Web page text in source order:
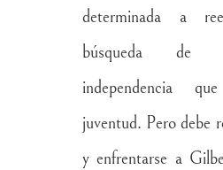
determinada a
búsqueda de
independencia
juventud. Pero debe
y enfrentarse a